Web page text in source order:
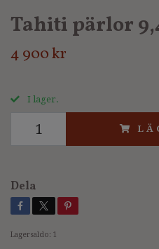
Tahiti pärlor
4 900 kr
I lager.
Dela
Lagersaldo: 1